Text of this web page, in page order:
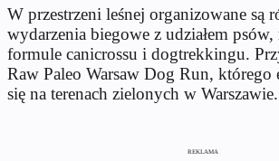
W przestrzeni leśnej organizowane są
wydarzenia biegowe z udziałem
formule canicrossu i dogtrekkingu.
Raw Paleo Warsaw Dog Run, którego
się na terenach zielonych w Warszawie.
REKLAMA